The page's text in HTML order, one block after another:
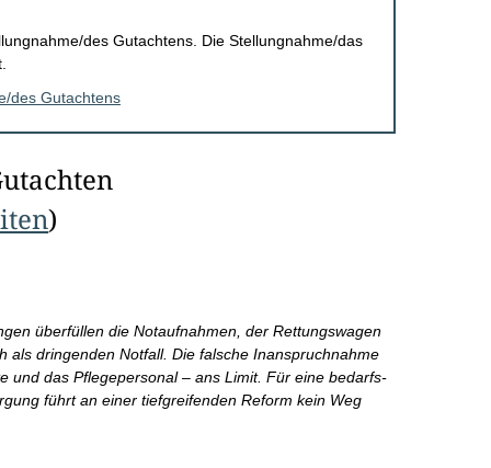
des Gutachtens. Die Stellungnahme/das
des Gutachtens
)
überfüllen die Notaufnahmen, der Rettungswagen
als dringenden Notfall. Die falsche Inanspruchnahme
und das Pflegepersonal – ans Limit. Für eine bedarfs-
führt an einer tiefgreifenden Reform kein Weg